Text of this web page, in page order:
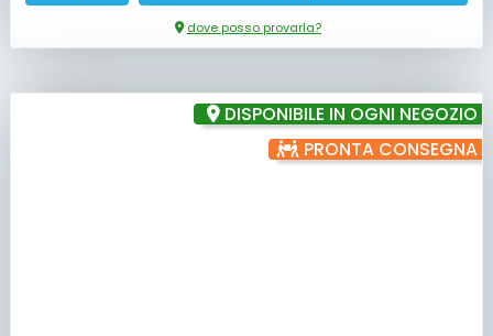
dove posso provarla?
DISPONIBILE IN OGNI NEGOZIO
PRONTA CONSEGNA